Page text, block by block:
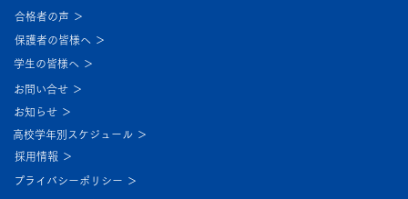
合格者の声 ＞
保護者の皆様へ ＞
学生の皆様へ ＞
お問い合せ ＞
お知らせ ＞
高校学年別スケジュール ＞
採用情報 ＞
プライバシーポリシー ＞